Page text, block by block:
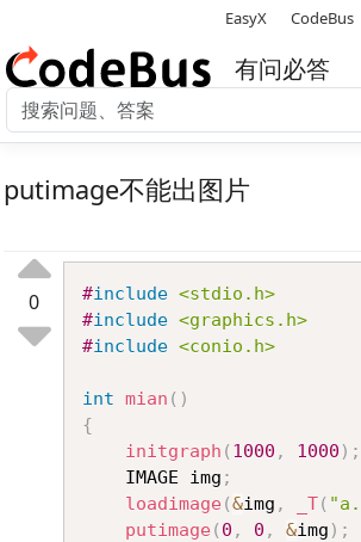
EasyX CodeBus
有问必答
putimage不能出图片
0 #include <stdio.h>
#include <graphics.h>
#include <conio.h>
int mian ( )
{
initgraph ( 1000 , 1000 ) ;
	IMAGE img
;
loadimage(&img , _T(
putimage( 0 , 0 , &img ) ;